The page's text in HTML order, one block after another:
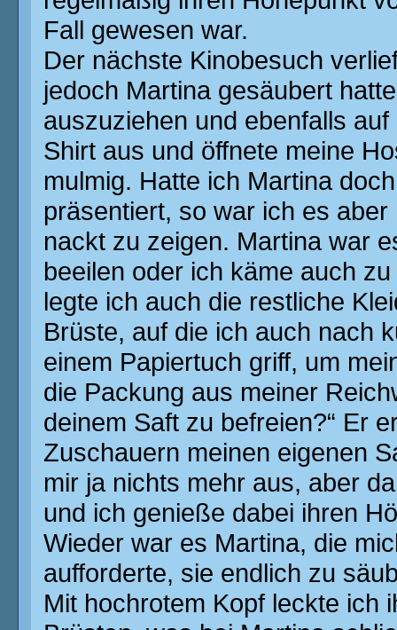
Fall gewesen war.
Der nächste Kinobesuch
jedoch Martina gesäubert
auszuziehen und ebenfalls
Shirt aus und öffnete meine
mulmig. Hatte ich Martina
präsentiert, so war ich es
nackt zu zeigen. Martina war
beeilen oder ich käme auch
legte ich auch die restliche
Brüste, auf die ich auch nach
einem Papiertuch griff, um
die Packung aus meiner
deinem Saft zu befreien?“ Er
Zuschauern meinen eigenen
mir ja nichts mehr aus, aber
und ich genieße dabei ihren
Wieder war es Martina, die
aufforderte, sie endlich zu
Mit hochrotem Kopf leckte ich